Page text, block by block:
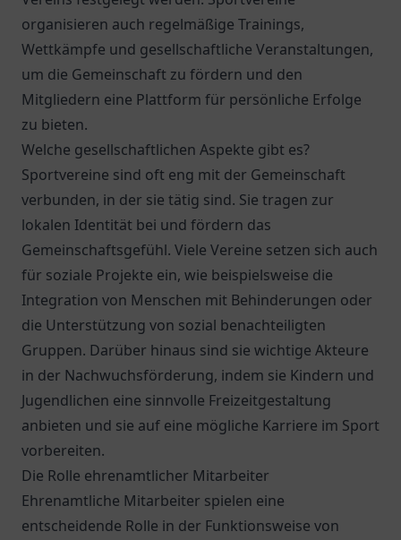
organisieren auch regelmäßige Trainings,
Wettkämpfe und gesellschaftliche Veranstaltungen,
um die Gemeinschaft zu fördern und den
Mitgliedern eine Plattform für persönliche Erfolge
zu bieten.
Welche gesellschaftlichen Aspekte gibt es?
Sportvereine sind oft eng mit der Gemeinschaft
verbunden, in der sie tätig sind. Sie tragen zur
lokalen Identität bei und fördern das
Gemeinschaftsgefühl. Viele Vereine setzen sich auch
für soziale Projekte ein, wie beispielsweise die
Integration von Menschen mit Behinderungen oder
die Unterstützung von sozial benachteiligten
Gruppen. Darüber hinaus sind sie wichtige Akteure
in der Nachwuchsförderung, indem sie Kindern und
Jugendlichen eine sinnvolle Freizeitgestaltung
anbieten und sie auf eine mögliche Karriere im Sport
vorbereiten.
Die Rolle ehrenamtlicher Mitarbeiter
Ehrenamtliche Mitarbeiter spielen eine
entscheidende Rolle in der Funktionsweise von